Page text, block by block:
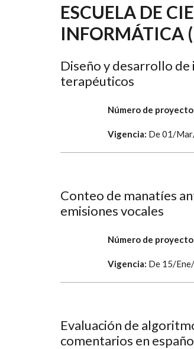
ESCUELA DE
INFORMÁTICA
Diseño y desarrollo
terapéuticos
Número de
Vigencia: De01/
Conteo de manatíes
emisiones vocales
Número de
Vigencia: De 15/
Evaluación de
comentarios en